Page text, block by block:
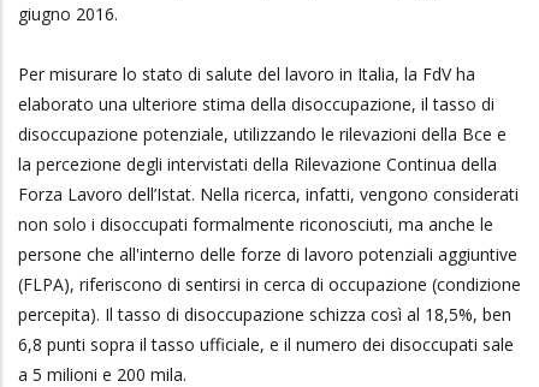
giugno 2016.
Per misurare lo stato di salute del lavoro in Italia, la FdV ha
elaborato una ulteriore stima della disoccupazione, il tasso di
disoccupazione potenziale, utilizzando le rilevazioni della Bce e
la percezione degli intervistati della Rilevazione Continua della
Forza Lavoro dell’Istat. Nella ricerca, infatti, vengono considerati
non solo i disoccupati formalmente riconosciuti, ma anche le
persone che all'interno delle forze di lavoro potenziali aggiuntive
(FLPA), riferiscono di sentirsi in cerca di occupazione (condizione
percepita). Il tasso di disoccupazione schizza così al 18,5%, ben
6,8 punti sopra il tasso ufficiale, e il numero dei disoccupati sale
a 5 milioni e 200 mila.